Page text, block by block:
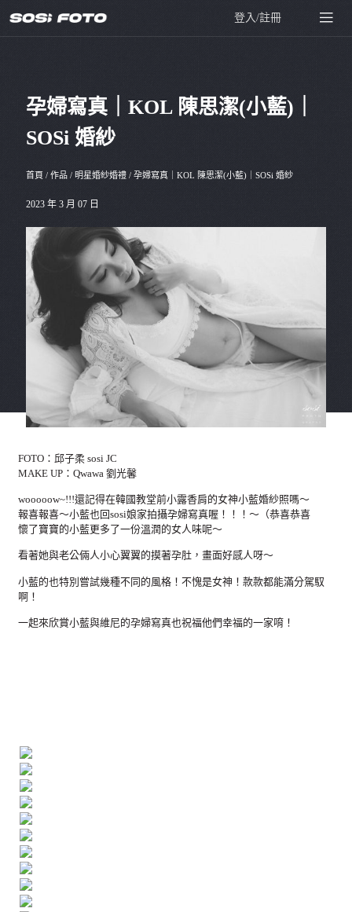
登入/註冊
孕婦寫真｜KOL 陳思潔(小藍)｜
SOSi 婚紗
首頁 / 作品 / 明星婚紗婚禮 / 孕婦寫真｜KOL 陳思潔(小藍)｜SOSi 婚紗
2023 年 3 月 07 日
FOTO：邱子柔 sosi JC
MAKE UP：Qwawa 劉光馨
wooooow~!!!還記得在韓國教堂前小露香肩的女神小藍婚紗照嗎～
報喜報喜～小藍也回sosi娘家拍攝孕婦寫真喔！！！～（恭喜恭喜
懷了寶寶的小藍更多了一份溫潤的女人味呢～
看著她與老公倆人小心翼翼的摸著孕肚，畫面好感人呀～
小藍的也特別嘗試幾種不同的風格！不愧是女神！款款都能滿分駕馭
啊！
一起來欣賞小藍與維尼的孕婦寫真也祝福他們幸福的一家唷！